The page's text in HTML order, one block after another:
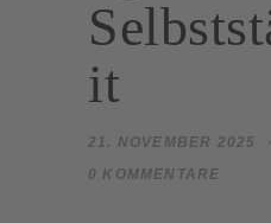
it
21. NOVEMBER 2025
0 KOMMENTARE